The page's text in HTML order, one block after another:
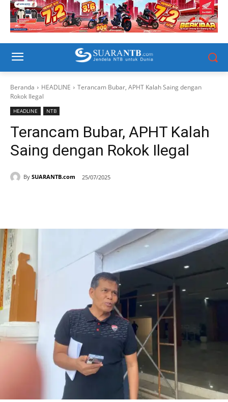
Beranda HEADLINE
Terancam Bubar, APHT Kalah Saing dengan
Rokok Ilegal
HEADLINE NTB
Terancam Bubar, APHT Kalah
Saing dengan Rokok Ilegal
By SUARANTB.com 25/07/2025